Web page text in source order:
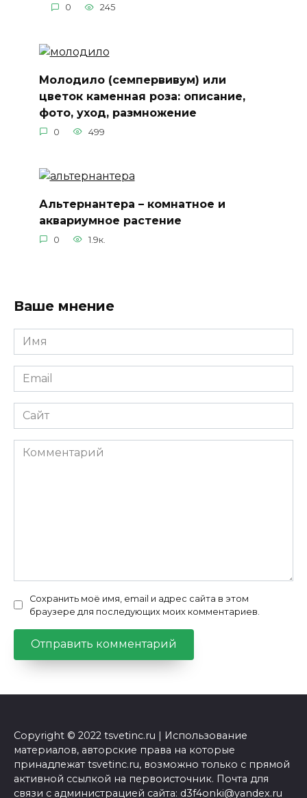
0 245
Молодило (семпервивум) или
цветок каменная роза: описание,
фото, уход, размножение
0 499
Альтернантера – комнатное и
аквариумное растение
0 1.9к.
Ваше мнение
Имя
*
Email
*
Сайт
Комментарий
Сохранить моё имя, email и адрес сайта в этом
браузере для последующих моих комментариев.
Copyright © 2022 tsvetinc.ru | Использование
материалов, авторские права на которые
принадлежат tsvetinc.ru, возможно только с прямой
активной ссылкой на первоисточник. Почта для
связи с администрацией сайта: d3f4onki@yandex.ru